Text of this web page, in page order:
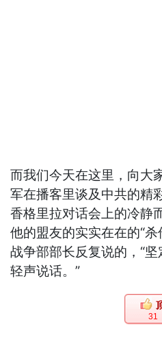
而我们今天在这里，向大
军在播客里谈及中共的精
香格里拉对话会上的冷静
他的盟友的实实在在的“
战争部部长反复说的，“坚
轻声说话。”
31